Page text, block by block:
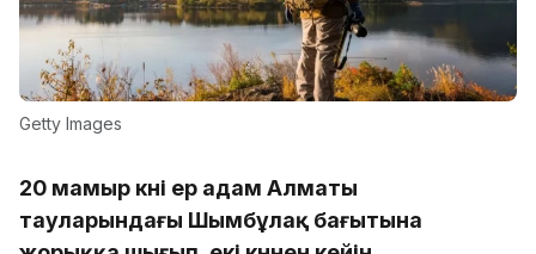
Getty Images
20 мамыр күні ер адам Алматы
тауларындағы Шымбұлақ бағытына